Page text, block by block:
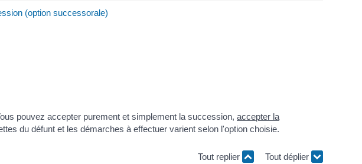
(option successorale)
pouvez accepter purement et simplement la succession, accepter la
du défunt et les démarches à effectuer varient selon l'option choisie.
Tout replier Tout déplier